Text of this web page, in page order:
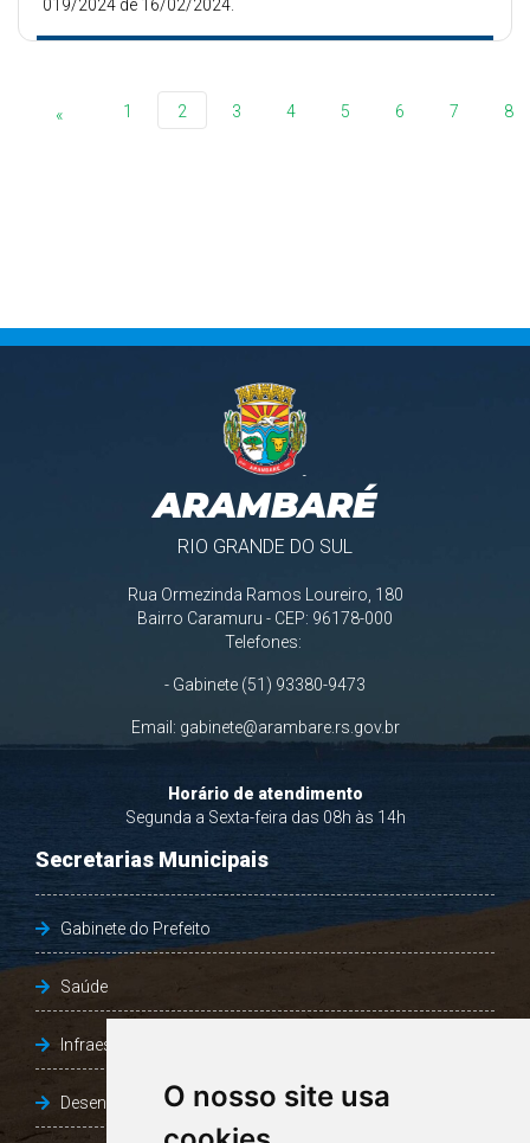
O nosso site usa
019/2024 de 16/02/2024.
« 1 2 3 4 5 6 7 8
ARAMBARÉ
RIO GRANDE DO SUL
Rua Ormezinda Ramos Loureiro, 180
Bairro Caramuru - CEP: 96178-000
Telefones:
- Gabinete (51) 93380-9473
Email: gabinete@arambare.rs.gov.br
Horário de atendimento
Segunda a Sexta-feira das 08h às 14h
Secretarias Municipais
Gabinete do Prefeito
Saúde
Infraestrutura, Agricultura e Meio Ambiente
Desenvolvimento Social